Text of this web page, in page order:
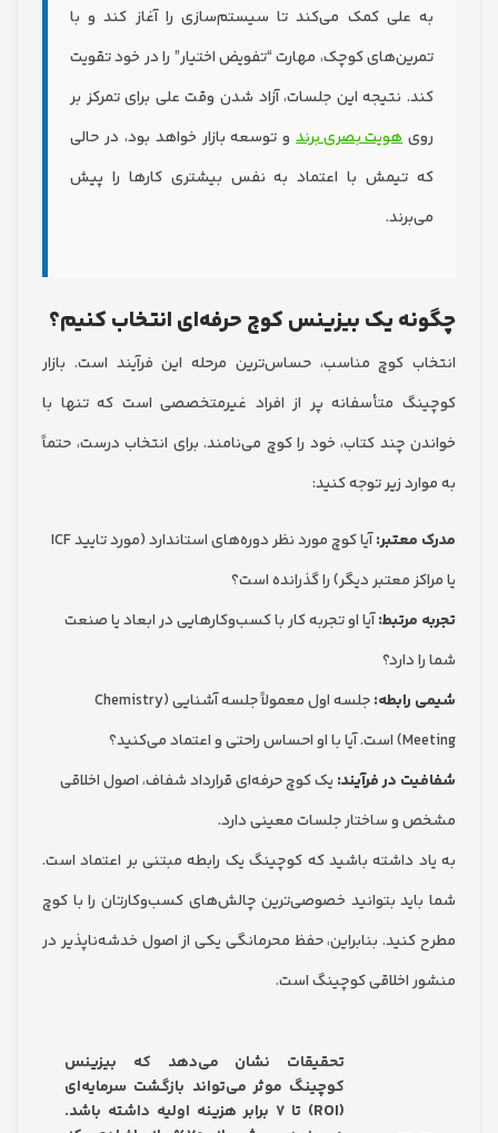
علی کمک می‌کند تا سیستم‌سازی را آغاز کند و با
کوچک، مهارت “تفویض اختیار” را در خود تقویت
نتیجه این جلسات، آزاد شدن وقت علی برای تمرکز بر
هویت بصری برندو توسعه بازار خواهد بود، در حالی
تیمش با اعتماد به نفس بیشتری کارها را پیش
یک بیزینس کوچ حرفه‌ای انتخاب کنیم؟
کوچ مناسب، حساس‌ترین مرحله این فرآیند است. بازار
متأسفانه پر از افراد غیرمتخصصی است که تنها با
چند کتاب، خود را کوچ می‌نامند. برای انتخاب درست، حتماً
زیر توجه کنید:
آیا کوچ مورد نظر دوره‌های استاندارد (مورد تایید ICF
معتبر دیگر) را گذرانده است؟
مرتبط:آیا او تجربه کار با کسب‌وکارهایی در ابعاد یا صنعت
جلسه اول معمولاً جلسه آشنایی (Chemistry
در فرآیند:یک کوچ حرفه‌ای قرارداد شفاف، اصول اخلاقی
ساختار جلسات معینی دارد.
داشته باشید که کوچینگ یک رابطه مبتنی بر اعتماد است.
بتوانید خصوصی‌ترین چالش‌های کسب‌وکارتان را با کوچ
بنابراین، حفظ محرمانگی یکی از اصول خدشه‌ناپذیر در
اخلاقی کوچینگ است.
تحقیقات نشان می‌دهد که بیزینس
کوچینگ موثر می‌تواند بازگشت سرمایه‌ای
(ROI) تا ۷ برابر هزینه اولیه داشته باشد.